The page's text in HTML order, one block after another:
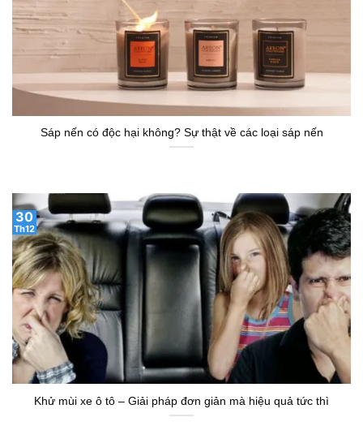
Sáp nến có độc hại không? Sự thật về các loại sáp nến
Khử mùi xe ô tô – Giải pháp đơn giản mà hiệu quả tức thì
30
Th12